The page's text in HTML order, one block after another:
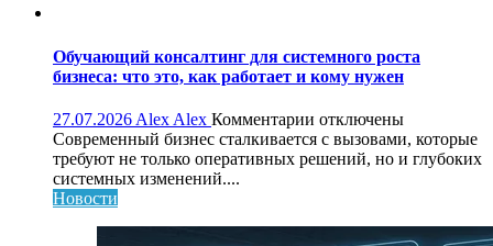
платформы
Обучающий консалтинг для системного роста
бизнеса: что это, как работает и кому нужен
27.07.2026 Alex Alex Комментарии к
записи
Обучающий
отключены
Современный бизнес сталкивается с вызовами, которые
требуют не только оперативных решений, но и глубоких
системных изменений....
Новости